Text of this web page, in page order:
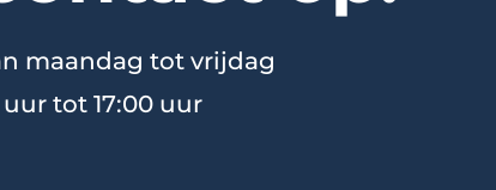
maandag tot vrijdag
tot 17:00 uur